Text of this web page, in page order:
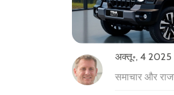
अक्तू॰, 4 2025
समाचार और